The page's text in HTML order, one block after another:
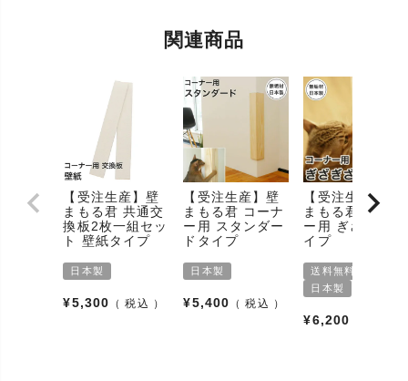
り替えるより安価で簡単、実用的です。板の長さは
ボロボロの壁あきらめないで!リフォーム級の
Before&After!nekozuki販売の壁まもる君は、岩手の
職人の手作りです。猫の「爪を研ぎたい」という野
生の本能を「ガリガリしちゃダメ!」と抑え付けるこ
となく自由に発揮させることをメインとしていま
す。猫さんも怒られることなく気持ちよく快適に過
ごすことが出来ます。
爪とぎ防止(対策/壁保護/柱保護/傷つかない/家を傷つ
けない/貼るだけ/賃貸対応)、傷(ひっかき)、カバー
お手入れ方
爪とぎ屑をはたきや掃除機等で取り除いてくださ
い。
ケアする部
関連商品
【受注生産】壁
まもる君 共通交
換板2枚一組セッ
ト 壁紙タイプ
日本製
¥5,300 税込
【受注生産】壁
まもる君 コーナ
ー用 スタンダー
ドタイプ
日本製
¥5,400 税込
【受注生産】壁
まもる君 コーナ
ー用 ぎざぎざタ
イプ
送料無料
日本製
¥6,200